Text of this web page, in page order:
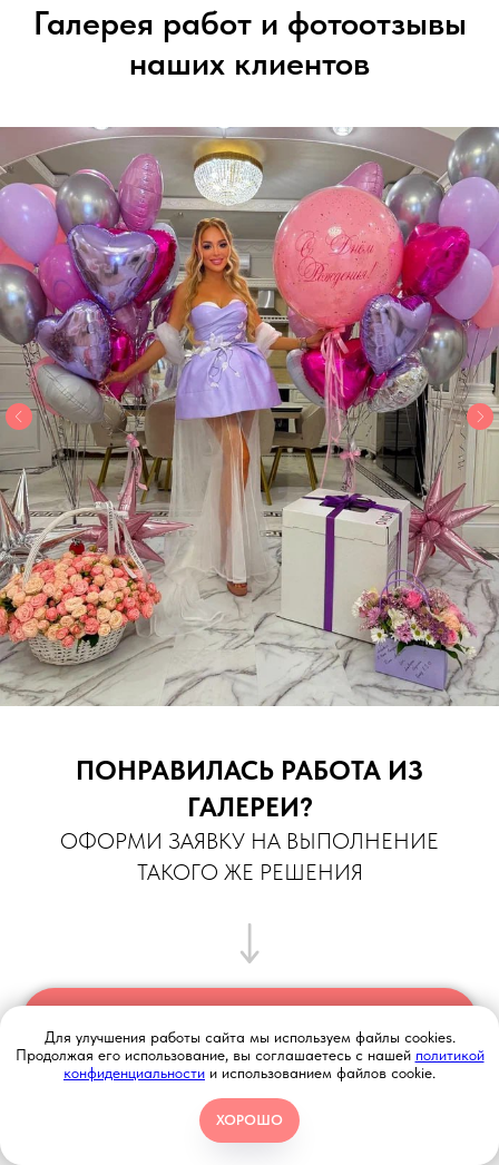
Галерея работ и фотоотзывы
наших клиентов
ПОНРАВИЛАСЬ РАБОТА ИЗ
ГАЛЕРЕИ?
ОФОРМИ ЗАЯВКУ НА ВЫПОЛНЕНИЕ
ТАКОГО ЖЕ РЕШЕНИЯ
МЕНЮ
Для улучшения работы сайта мы используем файлы cookies.
Продолжая его использование, вы соглашаетесь с нашей политикой
конфиденциальности и использованием файлов cookie.
ХОРОШО